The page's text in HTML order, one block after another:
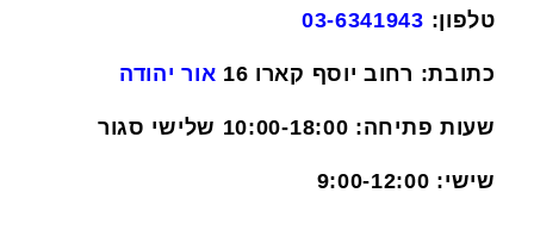
טלפון: 03-6341943
כתובת: רחוב יוסף קארו 16 אור יהודה
שעות פתיחה: 10:00-18:00 שלישי סגור
שישי: 9:00-12:00